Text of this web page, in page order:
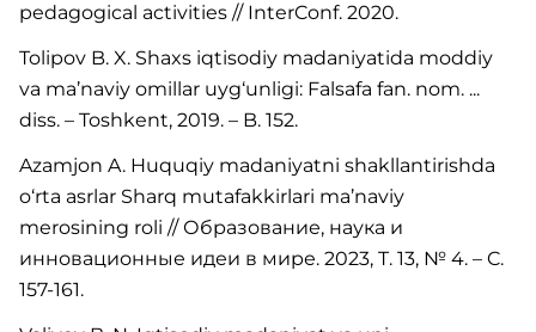
pedagogical activities // InterConf. 2020.
Tolipov B. X. Shaxs iqtisodiy madaniyatida moddiy
va ma’naviy omillar uyg‘unligi: Falsafa fan. nom. ...
diss. – Toshkent, 2019. – B. 152.
Azamjon A. Huquqiy madaniyatni shakllantirishda
o‘rta asrlar Sharq mutafakkirlari ma’naviy
merosining roli // Образование, наука и
инновационные идеи в мире. 2023, T. 13, № 4. – C.
157-161.